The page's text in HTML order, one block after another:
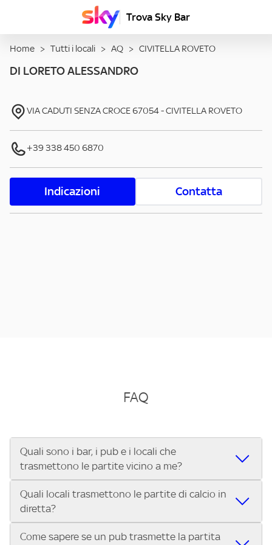
Trova Sky Bar
Home > Tutti i locali > AQ > CIVITELLA ROVETO
DI LORETO ALESSANDRO
VIA CADUTI SENZA CROCE67054-CIVITELLA ROVETO
+39 338 450 6870
Indicazioni Contatta
FAQ
Quali sono i bar, i pub e i locali che
trasmettono le partite vicino a me?
Se cerchi un bar, pub, ristorante o locale vicino a te per
vedere le partite di Serie A ENILIVE, la Serie C Sky Wifi, la
UEFA Champions League, la UEFA Europa League, la UEFA
Conference League, il Tennis, la Formula 1®, la MotoGP™ e
Quali locali trasmettono le partite di calcio in
diretta?
Vuoi sapere quali bar, pub o ristoranti mostrano le partite
Come sapere se un pub trasmette la partita